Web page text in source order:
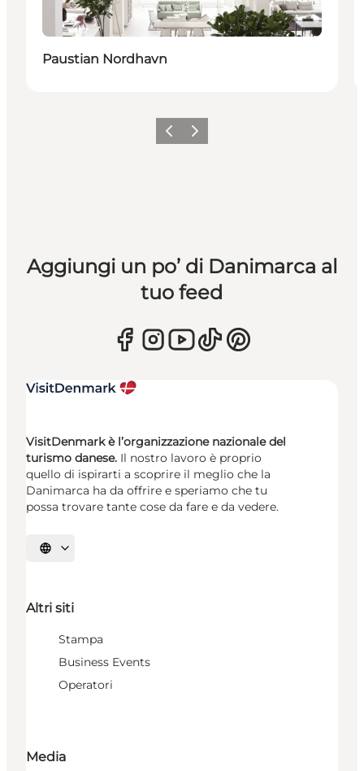
Paustian Nordhavn
Precedente
Avanti
Aggiungi un po’ di Danimarca al
tuo feed
VisitDenmark è l’organizzazione nazionale del
turismo danese. Il nostro lavoro è proprio
quello di ispirarti a scoprire il meglio che la
Danimarca ha da offrire e speriamo che tu
possa trovare tante cose da fare e da vedere.
Seleziona la lingua
Altri siti
Stampa
Business Events
Operatori
Media